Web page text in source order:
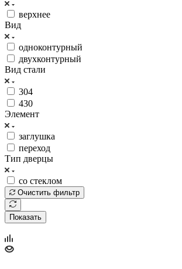
верхнее
Вид
одноконтурный
двухконтурный
Вид стали
304
430
Элемент
заглушка
переход
Тип дверцы
со стеклом
Очистить фильтр
Показать